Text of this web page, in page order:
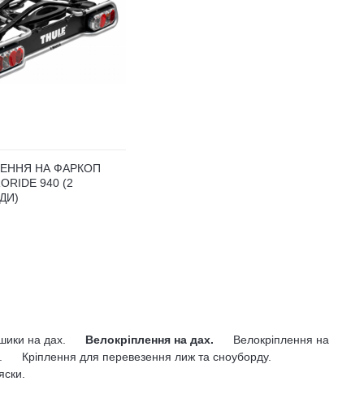
НА ФАРКОП
940 (2
на дах. Велокріплення на дах.
Велокріплення на
Кріплення для перевезення лиж та сноуборду.